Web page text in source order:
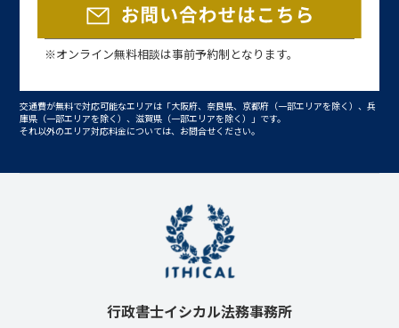
※オンライン無料相談は事前予約制となります。
交通費が無料で対応可能なエリアは「大阪府、奈良県、京都府（一部エリアを除く）、兵
庫県（一部エリアを除く）、滋賀県（一部エリアを除く）」です。
それ以外のエリア対応料金については、お問合せください。
行政書士イシカル法務事務所